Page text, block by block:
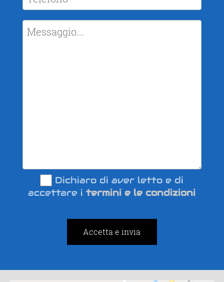
Dichiaro di aver letto e di
accettare itermini e le condizioni
Accetta e invia